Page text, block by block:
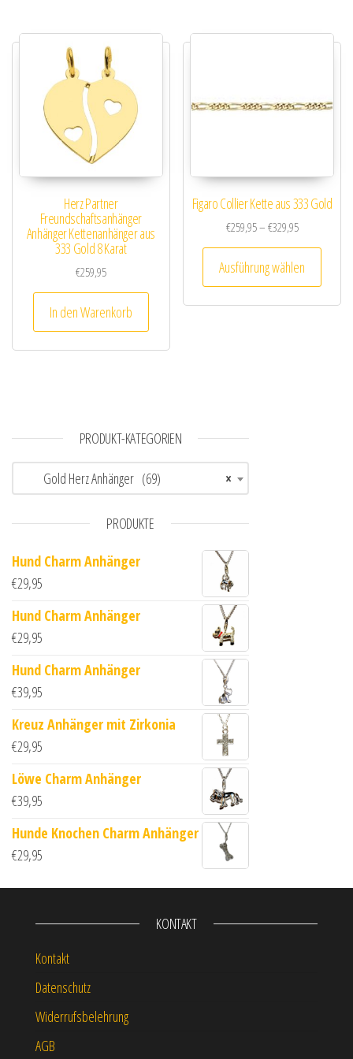
Herz Partner
Freundschaftsanhänger
Anhänger Kettenanhänger aus
333 Gold 8 Karat
€259,95
In den Warenkorb
Figaro Collier Kette aus 333 Gold
€259,95–€329,95Preisspanne:
Ausführung wählen
PRODUKT-KATEGORIEN
×
Gold Herz Anhänger (69)
PRODUKTE
Hund Charm Anhänger
€29,95
Hund Charm Anhänger
€29,95
Hund Charm Anhänger
€39,95
Kreuz Anhänger mit Zirkonia
€29,95
Löwe Charm Anhänger
€39,95
Hunde Knochen Charm Anhänger
€29,95
KONTAKT
Kontakt
Datenschutz
Widerrufsbelehrung
AGB